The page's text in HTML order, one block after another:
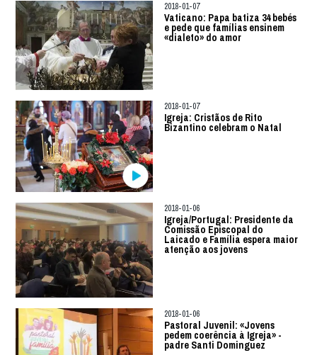
2018-01-07
Vaticano: Papa batiza 34 bebés
e pede que famílias ensinem
«dialeto» do amor
2018-01-07
Igreja: Cristãos de Rito
Bizantino celebram o Natal
2018-01-06
Igreja/Portugal: Presidente da
Comissão Episcopal do
Laicado e Família espera maior
atenção aos jovens
2018-01-06
Pastoral Juvenil: «Jovens
pedem coerência à Igreja» -
padre Santi Dominguez